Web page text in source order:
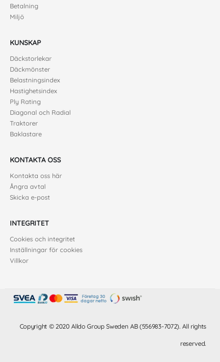
Betalning
Miljö
KUNSKAP
Däckstorlekar
Däckmönster
Belastningsindex
Hastighetsindex
Ply Rating
Diagonal och Radial
Traktorer
Baklastare
KONTAKTA OSS
Kontakta oss här
Ångra avtal
Skicka e-post
INTEGRITET
Cookies och integritet
Inställningar för cookies
Villkor
Copyright © 2020 Alldo Group Sweden AB (556983-7072). All rights
reserved.